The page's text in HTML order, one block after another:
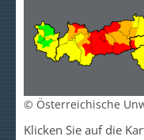
© Österreichische
Klicken Sie auf die